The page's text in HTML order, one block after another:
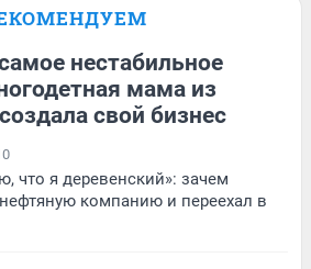
нестабильное
мама из
свой бизнес
что я деревенский»: зачем
компанию и переехал в